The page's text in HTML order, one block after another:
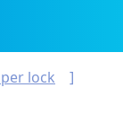
lock